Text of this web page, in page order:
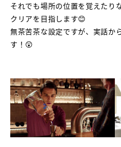
それでも場所の位置を覚えたり
クリアを目指します😊
無茶苦茶な設定ですが、実話か
す！😲